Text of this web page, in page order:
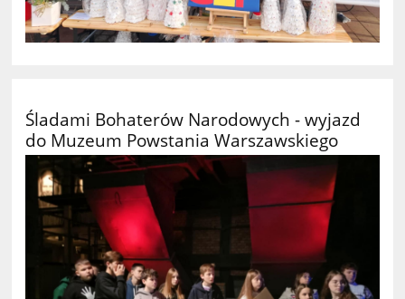
Śladami Bohaterów Narodowych - wyjazd
do Muzeum Powstania Warszawskiego